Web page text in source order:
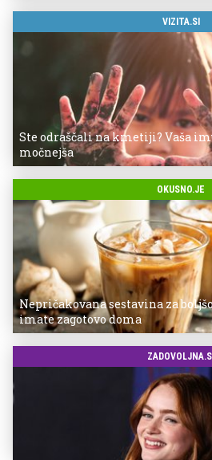
VIZITA.SI
Ste odraščali na kmetiji? Vaša
močnejša
OKUSNO.JE
Nepričakovana sestavina za
imate zagotovo doma
ZADOVOLJNA.SI